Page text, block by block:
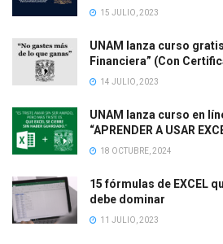
15 JULIO, 2023
UNAM lanza curso
Financiera” (Con
14 JULIO, 2023
UNAM lanza curso en
“APRENDER A USAR
18 OCTUBRE, 2024
15 fórmulas de EXCEL
debe dominar
11 JULIO, 2023